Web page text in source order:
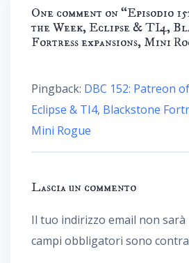
One comment on “Episodio
the Week, Eclipse & TI4,
Fortress expansions, Mini
Pingback: DBC 152: Patreon
Eclipse & TI4, Blackstone
Mini Rogue
Lascia un commento
Il tuo indirizzo email non sarà
campi obbligatori sono